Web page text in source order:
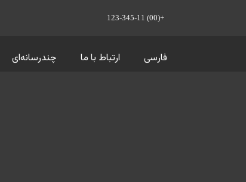
+(00) 123-345-11
چندرسانه‌ای ارتباط با ما فارسی